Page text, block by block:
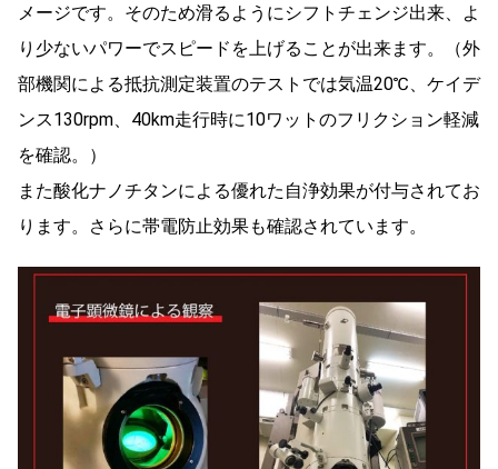
メージです。そのため滑るようにシフトチェンジ出来、よ
り少ないパワーでスピードを上げることが出来ます。（外
部機関による抵抗測定装置のテストでは気温20℃、ケイデ
ンス130rpm、40km走行時に10ワットのフリクション軽減
を確認。）
また酸化ナノチタンによる優れた自浄効果が付与されてお
ります。さらに帯電防止効果も確認されています。